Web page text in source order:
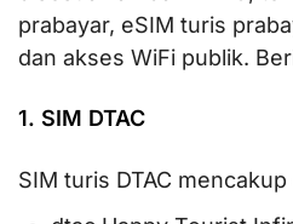
prabayar, eSIM turis
dan akses WiFi publik.
1. SIM DTAC
SIM turis DTAC